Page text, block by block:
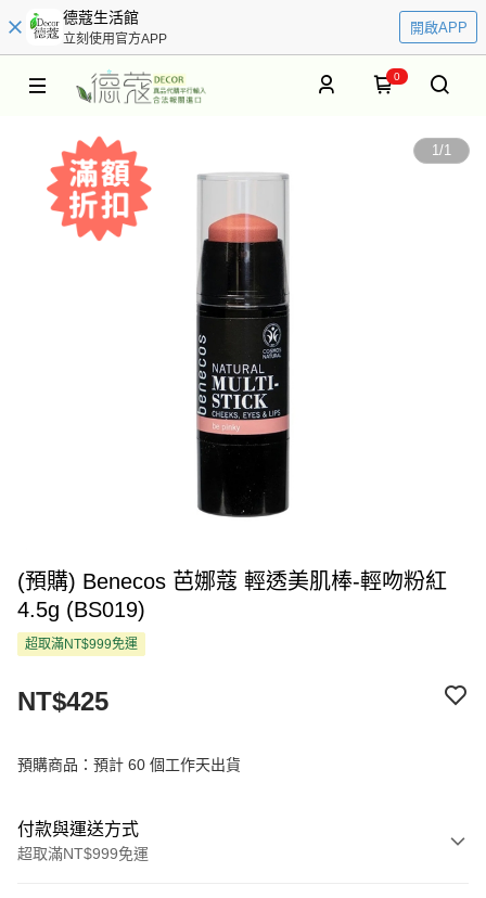
德蔻生活館
立刻使用官方APP
開啟APP
0
1/1
(預購) Benecos 芭娜蔻 輕透美肌棒-輕吻粉紅
4.5g (BS019)
超取滿NT$999免運
NT$425
預購商品：預計 60 個工作天出貨
付款與運送方式
超取滿NT$999免運